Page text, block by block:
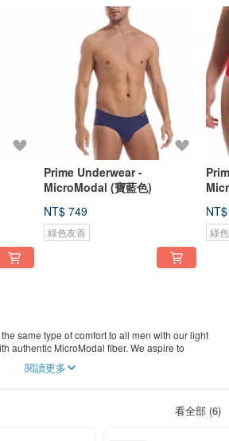
Prime Underwear -
MicroModal (寶藍色)
NT$ 749
綠色友善 綠
same type of comfort to all men with our light
authentic MicroModal fiber. We aspire to
because living a comfortable lifestyle is the
and how it all began.
maintain the world a better place.
閱讀更多
看全部 (6)